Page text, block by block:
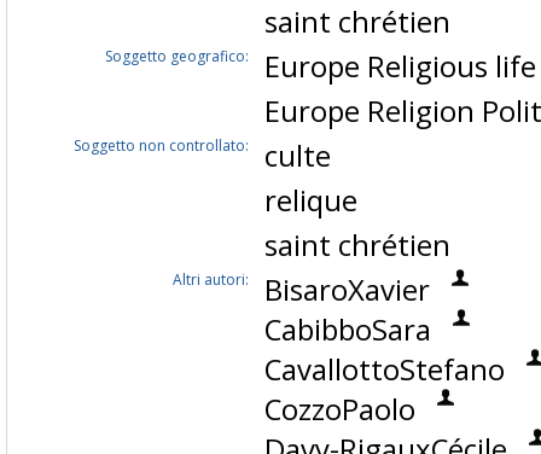
saint chrétien
Soggetto geografico:
Europe Religious
Europe Religion
Soggetto non controllato:
culte
relique
saint chrétien
Altri autori:
BisaroXavier
CabibboSara
CavallottoStefano
CozzoPaolo